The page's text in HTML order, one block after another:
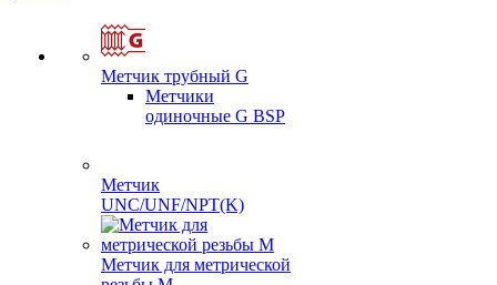
Метчик трубный G
Метчики
одиночные G BSP
Метчик
UNC/UNF/NPT(K)
Метчик для метрической